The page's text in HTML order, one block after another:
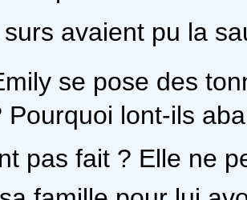
avaient pu la
se pose des
lont-ils
pas fait ? Elle ne